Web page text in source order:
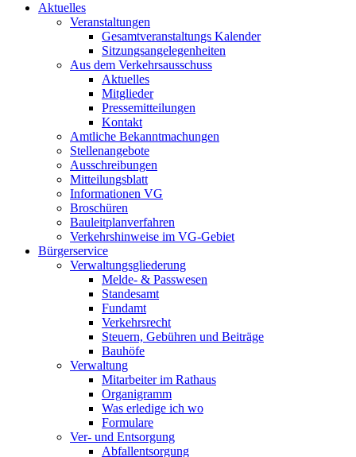
Aktuelles
Veranstaltungen
Gesamtveranstaltungs Kalender
Sitzungsangelegenheiten
Aus dem Verkehrsausschuss
Aktuelles
Mitglieder
Pressemitteilungen
Kontakt
Amtliche Bekanntmachungen
Stellenangebote
Ausschreibungen
Mitteilungsblatt
Informationen VG
Broschüren
Bauleitplanverfahren
Verkehrshinweise im VG-Gebiet
Bürgerservice
Verwaltungsgliederung
Melde- & Passwesen
Standesamt
Fundamt
Verkehrsrecht
Steuern, Gebühren und Beiträge
Bauhöfe
Verwaltung
Mitarbeiter im Rathaus
Organigramm
Was erledige ich wo
Formulare
Ver- und Entsorgung
Abfallentsorgung